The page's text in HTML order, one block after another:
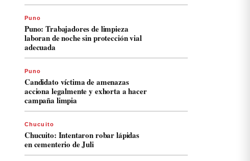
Puno
Puno: Trabajadores de limpieza
laboran de noche sin protección vial
adecuada
Puno
Candidato víctima de amenazas
acciona legalmente y exhorta a hacer
campaña limpia
Chucuito
Chucuito: Intentaron robar lápidas
en cementerio de Juli